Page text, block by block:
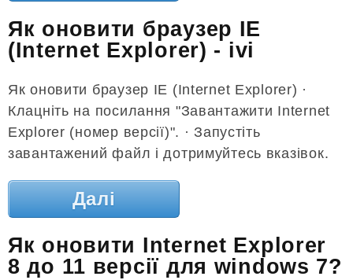
Як оновити браузер IE
(Internet Explorer) - ivi
Як оновити браузер IE (Internet Explorer) ·
Клацніть на посилання "Завантажити Internet
Explorer (номер версії)". · Запустіть
завантажений файл і дотримуйтесь вказівок.
Далі
Як оновити Internet Explorer
8 до 11 версії для windows 7?